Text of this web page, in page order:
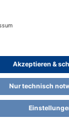
Cookie-
Software: